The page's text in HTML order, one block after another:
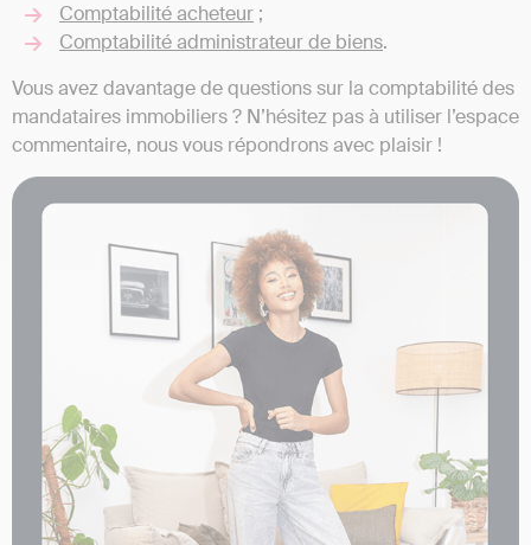
Comptabilité acheteur ;
Comptabilité administrateur de biens.
Vous avez davantage de questions sur la comptabilité des
mandataires immobiliers ? N’hésitez pas à utiliser l’espace
commentaire, nous vous répondrons avec plaisir !